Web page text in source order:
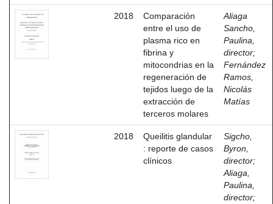
2018
Comparación
entre el uso de
plasma rico en
fibrina y
mitocondrias en la
regeneración de
tejidos luego de la
extracción de
terceros molares
Aliaga
Sancho,
Paulina,
director;
Fernández
Ramos,
Nicolás
Matías
2018
Queilitis glandular
: reporte de casos
clínicos
Sigcho,
Byron,
director;
Aliaga,
Paulina,
director;